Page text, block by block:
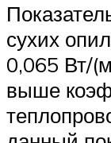
сухих
0,065 Вт/
выше